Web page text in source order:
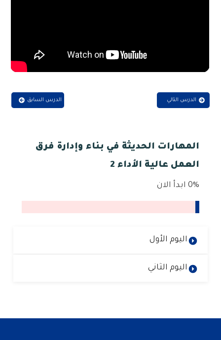
الدرس التالي الدرس السابق
المهارات الحديثة في بناء وإدارة فرق
العمل عالية الأداء 2
0% ابدأ الان
اليوم الأول
اليوم الثاني